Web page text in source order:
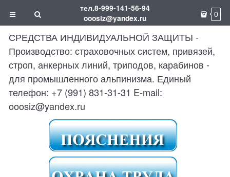
тел.8-999-141-56-94
ooosiz@yandex.ru
0
СРЕДСТВА ИНДИВИДУАЛЬНОЙ ЗАЩИТЫ -
Производство: страховочных систем, привязей,
строп, анкерных линий, триподов, карабинов -
для промышленного альпинизма. Единый
телефон: +7 (991) 831-31-31 E-mail:
ooosiz@yandex.ru